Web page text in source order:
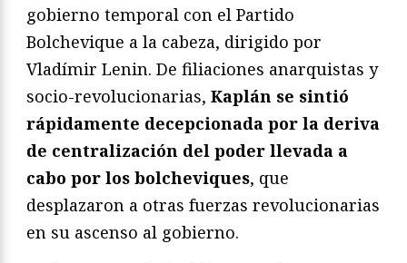
gobierno temporal con el Partido
Bolchevique a la cabeza, dirigido por
Vladímir Lenin. De filiaciones anarquistas y
socio-revolucionarias, Kaplán se sintió
rápidamente decepcionada por la deriva
de centralización del poder llevada a
cabo por los bolcheviques, que
desplazaron a otras fuerzas revolucionarias
en su ascenso al gobierno.